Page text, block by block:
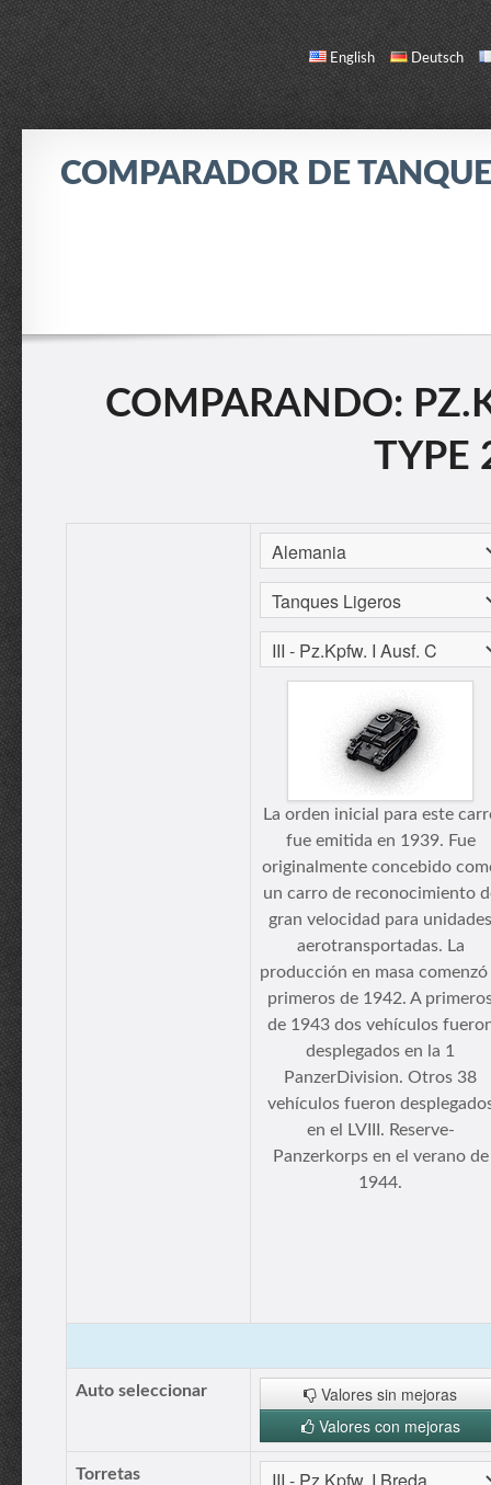
English Deutsch
COMPARADOR DE
ACERCA DE / CONTACTO
COMPARANDO:
TYPE
La orden inicial para este
fue emitida en 1939. Fue
originalmente concebido
un carro de reconocimiento
gran velocidad para unidades
aerotransportadas. La
producción en masa comenzó
primeros de 1942. A
de 1943 dos vehículos
desplegados en la 1
PanzerDivision. Otros 38
vehículos fueron
en el LVIII. Reserve-
Panzerkorps en el verano de
1944.
Auto seleccionar
Valores sin mejoras
Valores con mejoras
Torretas